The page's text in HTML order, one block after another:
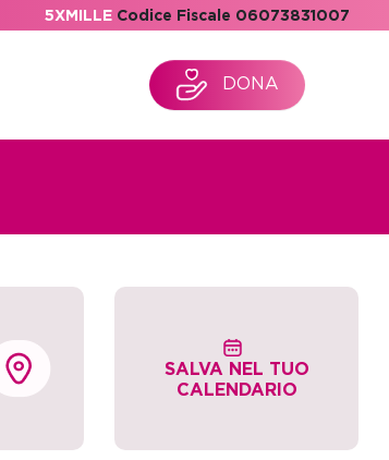
5XMILLE Codice Fiscale 06073831007
DONA
SALVA NEL TUO
CALENDARIO